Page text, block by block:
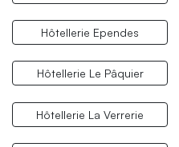
Hôtellerie Ependes
Hôtellerie Le Pâquier
Hôtellerie La Verrerie